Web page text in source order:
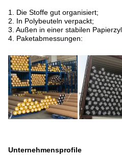
1. Die Stoffe gut organisiert;
2. In Polybeuteln verpackt;
3. Außen in einer stabilen
4. Paketabmessungen:
Unternehmensprofile